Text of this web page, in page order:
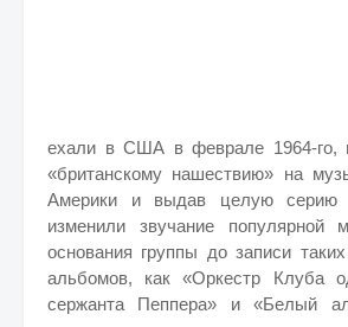
ехали в США в феврале 1964-го,
«британскому нашествию» на
Америки и выдав целую серию
изменили звучание популярной
основания группы до записи
альбомов, как «Оркестр Клуба
сержанта Пеппера» и «Белый